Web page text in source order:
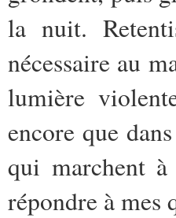
la nuit.
nécessaire au
lumière
encore que
qui marchent
répondre à mes